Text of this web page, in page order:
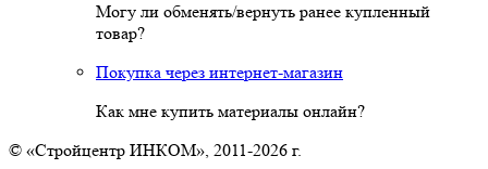
Могу ли обменять/вернуть ранее купленный
товар?
Покупка через интернет-магазин
Как мне купить материалы онлайн?
© «Стройцентр ИНКОМ», 2011-2026 г.